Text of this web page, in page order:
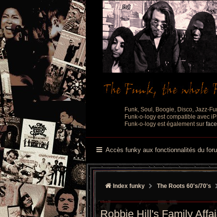
Funk, Soul, Boogie, Disco, Jazz-
Funk-o-logy est compatible avec
Funk-o-logy est également sur
Accès funky aux fonctionnalités du
Index funky The Roots 60's/70's
Robbie Hill's Family